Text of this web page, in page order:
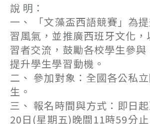
說 明：
一、 「文藻盃西語競賽」為
習風氣，並推廣西班牙文化，
習者交流，鼓勵各校學生參
提升學生學習動機。
二、 參加對象：全國各公私
生。
三、 報名時間與方式：即日
20日(星期五)晚間11時59分